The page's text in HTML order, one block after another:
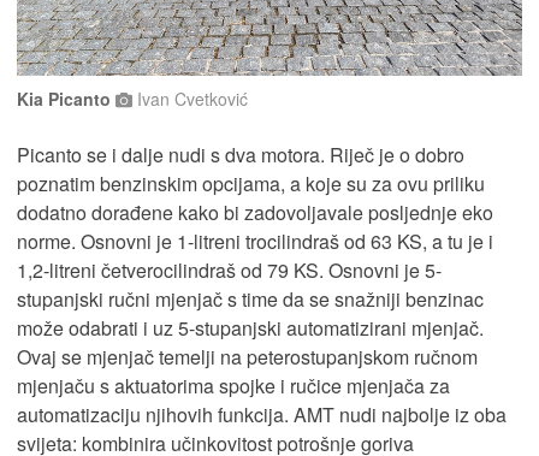
Kia Picanto Ivan Cvetković
Picanto se i dalje nudi s dva motora. Riječ je o dobro
poznatim benzinskim opcijama, a koje su za ovu priliku
dodatno dorađene kako bi zadovoljavale posljednje eko
norme. Osnovni je 1-litreni trocilindraš od 63 KS, a tu je i
1,2-litreni četverocilindraš od 79 KS. Osnovni je 5-
stupanjski ručni mjenjač s time da se snažniji benzinac
može odabrati i uz 5-stupanjski automatizirani mjenjač.
Ovaj se mjenjač temelji na peterostupanjskom ručnom
mjenjaču s aktuatorima spojke i ručice mjenjača za
automatizaciju njihovih funkcija. AMT nudi najbolje iz oba
svijeta: kombinira učinkovitost potrošnje goriva